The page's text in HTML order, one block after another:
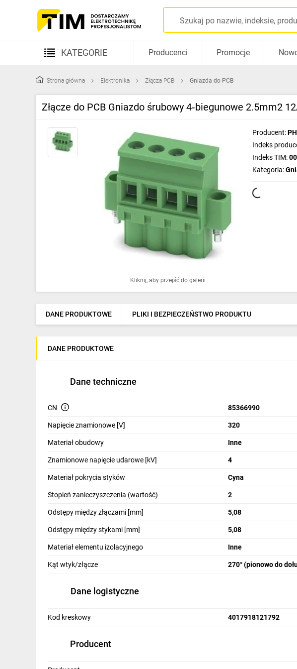
KATEGORIE
Kable i przewody
Rozdzielnice i obudowy
Elementy prowadzenia kabli
Fotowoltaika
Ogrzewanie
Elektronarzędzia i mierniki
Dom i ogród
Odzież ochronna i BHP
Inne
Budowa i Remont
Elektronika
Telewizja naziemna i satelitarna
Producenci Promocje
Strona główna Elektronika Złącza PCB Gniazda do PCB
Złącze do PCB Gniazdo śrubowy 4‑biegunowe 2.5mm2
Kliknij, aby przejść do galerii
Producent:
Indeks
Indeks TIM:
Kategoria:
DANE PRODUKTOWE PLIKI I BEZPIECZEŃSTWO PRODUKTU
DANE PRODUKTOWE
Dane techniczne
CN 85366990
Napięcie znamionowe [V] 320
Materiał obudowy Inne
Znamionowe napięcie udarowe [kV] 4
Materiał pokrycia styków Cyna
Stopień zanieczyszczenia (wartość) 2
Odstępy między złączami [mm] 5,08
Odstępy między stykami [mm] 5,08
Materiał elementu izolacyjnego Inne
Kąt wtyk/złącze 270° (pionowo do
Dane logistyczne
Kod kreskowy 4017918121792
Producent